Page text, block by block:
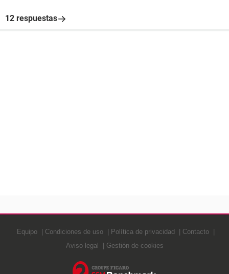
12 respuestas
Equipo Condiciones de uso Política de privacidad
Contacto
Aviso legal
Gestión de cookies